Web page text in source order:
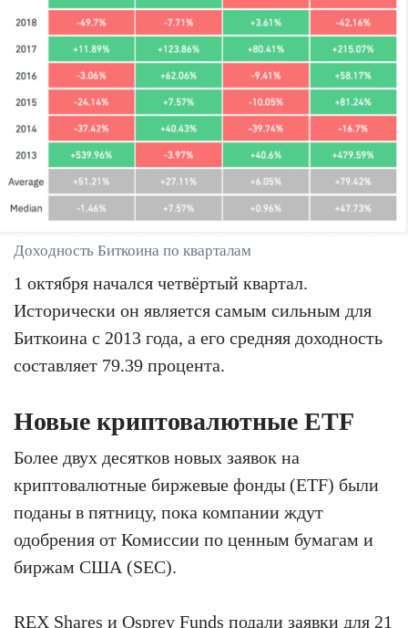
Доходность Биткоина по кварталам
1 октября начался четвёртый квартал.
Исторически он является самым сильным для
Биткоина с 2013 года, а его средняя доходность
составляет 79.39 процента.
Новые криптовалютные ETF
Более двух десятков новых заявок на
криптовалютные биржевые фонды (ETF) были
поданы в пятницу, пока компании ждут
одобрения от Комиссии по ценным бумагам и
биржам США (SEC).
REX Shares и Osprey Funds подали заявки для 21